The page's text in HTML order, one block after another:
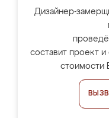
Дизайнер-
составит проект и
стоимости